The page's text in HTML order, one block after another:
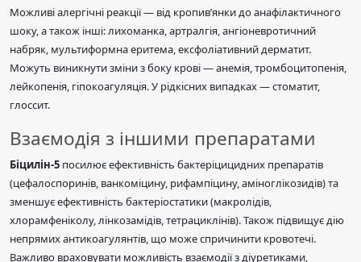
Можливі алергічні реакції — від кропив’янки до анафілактичного
шоку, а також інші: лихоманка, артралгія, ангіоневротичний
набряк, мультиформна еритема, ексфоліативний дерматит.
Можуть виникнути зміни з боку крові — анемія, тромбоцитопенія,
лейкопенія, гіпокоагуляція. У рідкісних випадках — стоматит,
глоссит.
Взаємодія з іншими препаратами
Біцилін-5 посилює ефективність бактеріцицидних препаратів
(цефалоспоринів, ванкоміцину, рифампіцину, аміноглікозидів) та
зменшує ефективність бактеріостатики (макролідів,
хлорамфеніколу, лінкозамідів, тетрациклінів). Також підвищує дію
непрямих антикоагулянтів, що може спричинити кровотечі.
Важливо враховувати можливість взаємодії з діуретиками,